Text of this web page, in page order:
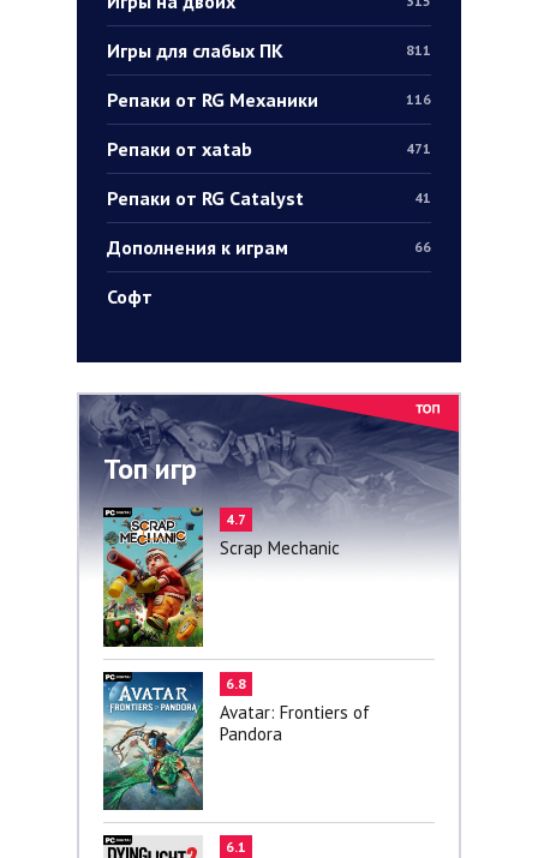
Игры для слабых ПК 811
Репаки от RG Механики 116
Репаки от xatab 471
Репаки от RG Catalyst 41
Дополнения к играм 66
Софт
Топ игр
4.7
Scrap Mechanic
6.8
Avatar: Frontiers of
Pandora
6.1